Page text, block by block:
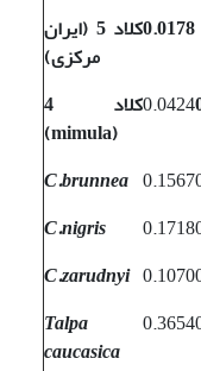
کلاد 5 (ایران
مرکزی)
0.0178
کلاد 4
(mimula)
0.0424
C.brunnea 0.1567
C.nigris
0.1718
C.zarudnyi 0.1070
Talpa
caucasica
0.3654